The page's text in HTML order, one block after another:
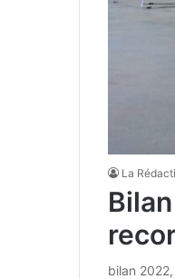
La
bilan